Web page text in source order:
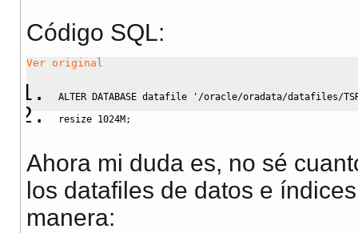
STORAGE
(INITIAL 65536
PCTINCREASE
Código SQL:
Ver original
ALTER DATABASE datafile
'/oracle/oradata/datafiles/
resize 1024M;
Ahora mi duda es, no sé
los datafiles de datos e
manera: